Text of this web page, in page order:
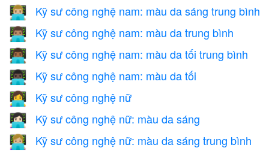
👨🏼‍💻 Kỹ sư công nghệ nam: màu da sáng trung bình
👨🏽‍💻 Kỹ sư công nghệ nam: màu da trung bình
👨🏾‍💻 Kỹ sư công nghệ nam: màu da tối trung bình
👨🏿‍💻 Kỹ sư công nghệ nam: màu da tối
👩‍💻 Kỹ sư công nghệ nữ
👩🏻‍💻 Kỹ sư công nghệ nữ: màu da sáng
👩🏼‍💻 Kỹ sư công nghệ nữ: màu da sáng trung bình